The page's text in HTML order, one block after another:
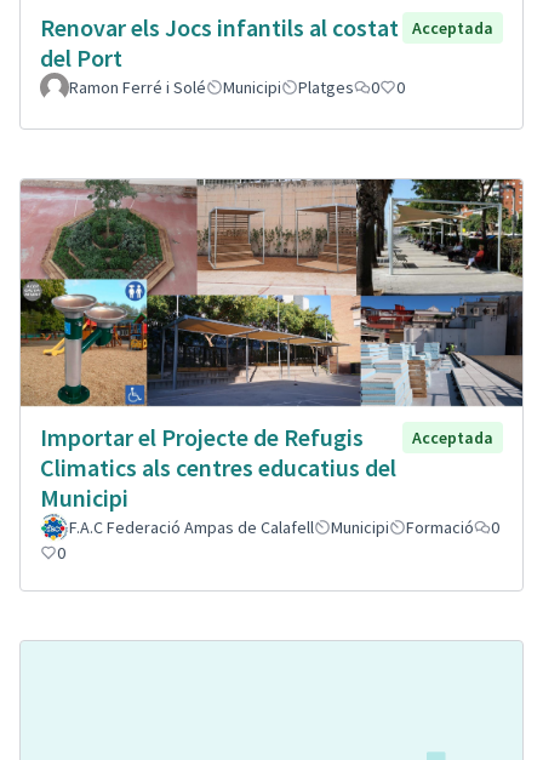
Renovar els Jocs infantils al costat
del Port
Acceptada
Ramon Ferré i Solé Municipi Platges 0 0
Importar el Projecte de Refugis
Climatics als centres educatius del
Municipi
Acceptada
F.A.C Federació Ampas de Calafell Municipi Formació
0
0